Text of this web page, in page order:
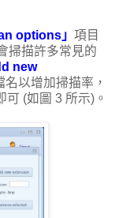
options」 項目
掃描許多常見的
new
以增加掃描率，
可 (如圖 3 所示)。